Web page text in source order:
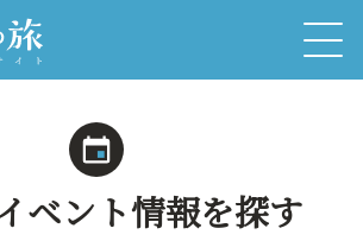
ベント情報を探す